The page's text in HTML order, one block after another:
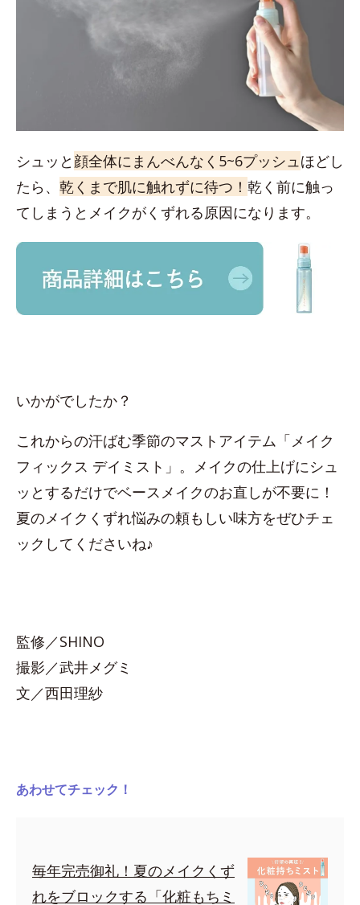
シュッと 顔全体にまんべんなく5~6プッシュほどし
たら、 乾くまで肌に触れずに待つ！ 乾く前に触っ
てしまうとメイクがくずれる原因になります。
いかがでしたか？
これからの汗ばむ季節のマストアイテム「メイク
フィックス デイミスト」。メイクの仕上げにシュ
ッとするだけでベースメイクのお直しが不要に！
夏のメイクくずれ悩みの頼もしい味方をぜひチェ
ックしてくださいね♪
監修／SHINO
撮影／武井メグミ
文／西田理紗
あわせてチェック！
毎年完売御礼！夏のメイクくず
れをブロックする「化粧もちミ